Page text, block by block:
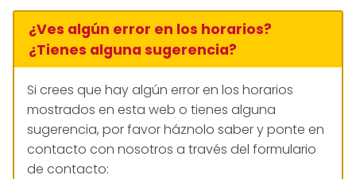
¿Ves algún error en los horarios?
¿Tienes alguna sugerencia?
Si crees que hay algún error en los horarios
mostrados en esta web o tienes alguna
sugerencia, por favor háznolo saber y ponte en
contacto con nosotros a través del formulario
de contacto: